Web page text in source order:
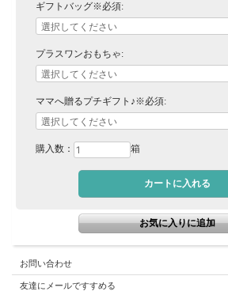
ギフトバッグ※必須:
プラスワンおもちゃ:
ママへ贈るプチギフト♪※必須:
購入数： 箱
お問い合わせ
友達にメールですすめる